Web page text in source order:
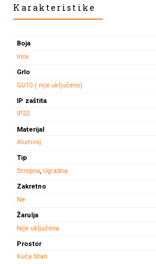
ARMATURA
količina
Karakteristike
Boja
Inox
Grlo
GU10 ( nije uključeno)
IP zaštita
IP20
Materijal
Aluminij
Tip
Stropna, Ugradna
Zakretno
Ne
Žarulja
Nije uključena
Prostor
Kuća Stan